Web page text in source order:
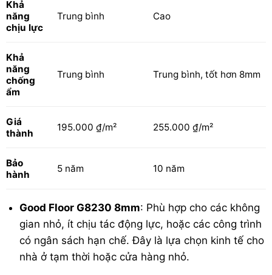
Khả
năng
chịu lực
Trung bình Cao
Khả
năng
chống
ẩm
Trung bình Trung bình, tốt hơn 8mm
Giá
thành
195.000 ₫/m² 255.000 ₫/m²
Bảo
hành
5 năm 10 năm
Good Floor G8230 8mm: Phù hợp cho các không
gian nhỏ, ít chịu tác động lực, hoặc các công trình
có ngân sách hạn chế. Đây là lựa chọn kinh tế cho
nhà ở tạm thời hoặc cửa hàng nhỏ.